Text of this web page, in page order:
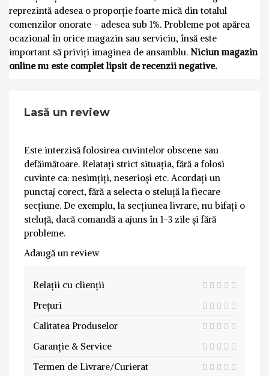
reprezintă adesea o proporție foarte mică din totalul
comenzilor onorate - adesea sub 1%. Probleme pot apărea
ocazional în orice magazin sau serviciu, însă este
important să priviți imaginea de ansamblu. Niciun magazin
online nu este complet lipsit de recenzii negative.
Lasă un review
Este interzisă folosirea cuvintelor obscene sau
defăimătoare. Relatați strict situația, fără a folosi
cuvinte ca: nesimțiți, neserioși etc. Acordați un
punctaj corect, fără a selecta o steluță la fiecare
secțiune. De exemplu, la secțiunea livrare, nu bifați o
steluță, dacă comandă a ajuns în 1-3 zile și fără
probleme.
Adaugă un review
Relații cu clienții
Prețuri
Calitatea Produselor
Garanție & Service
Termen de Livrare/Curierat